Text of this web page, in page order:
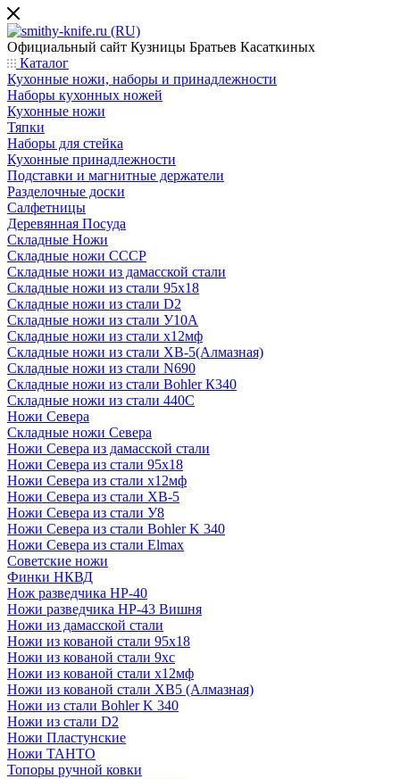
Официальный сайт Кузницы Братьев Касаткиных
Каталог
Кухонные ножи, наборы и принадлежности
Наборы кухонных ножей
Кухонные ножи
Тяпки
Наборы для стейка
Кухонные принадлежности
Подставки и магнитные держатели
Разделочные доски
Салфетницы
Деревянная Посуда
Складные Ножи
Cкладные ножи СССР
Складные ножи из дамасской стали
Складные ножи из стали 95х18
Складные ножи из стали D2
Складные ножи из стали У10А
Складные ножи из стали х12мф
Складные ножи из стали ХВ-5(Алмазная)
Складные ножи из стали N690
Складные ножи из стали Bohler К340
Складные ножи из стали 440С
Ножи Севера
Складные ножи Севера
Ножи Севера из дамасской стали
Ножи Севера из стали 95х18
Ножи Севера из стали х12мф
Ножи Севера из стали ХВ-5
Ножи Севера из стали У8
Ножи Севера из стали Bohler K 340
Ножи Севера из стали Elmax
Советские ножи
Финки НКВД
Нож разведчика НР-40
Ножи разведчика НР-43 Вишня
Ножи из дамасской стали
Ножи из кованой стали 95х18
Ножи из кованой стали 9хс
Ножи из кованой стали х12мф
Ножи из кованой стали ХВ5 (Алмазная)
Ножи из стали Bohler K 340
Ножи из стали D2
Ножи Пластунские
Ножи ТАНТО
Топоры ручной ковки